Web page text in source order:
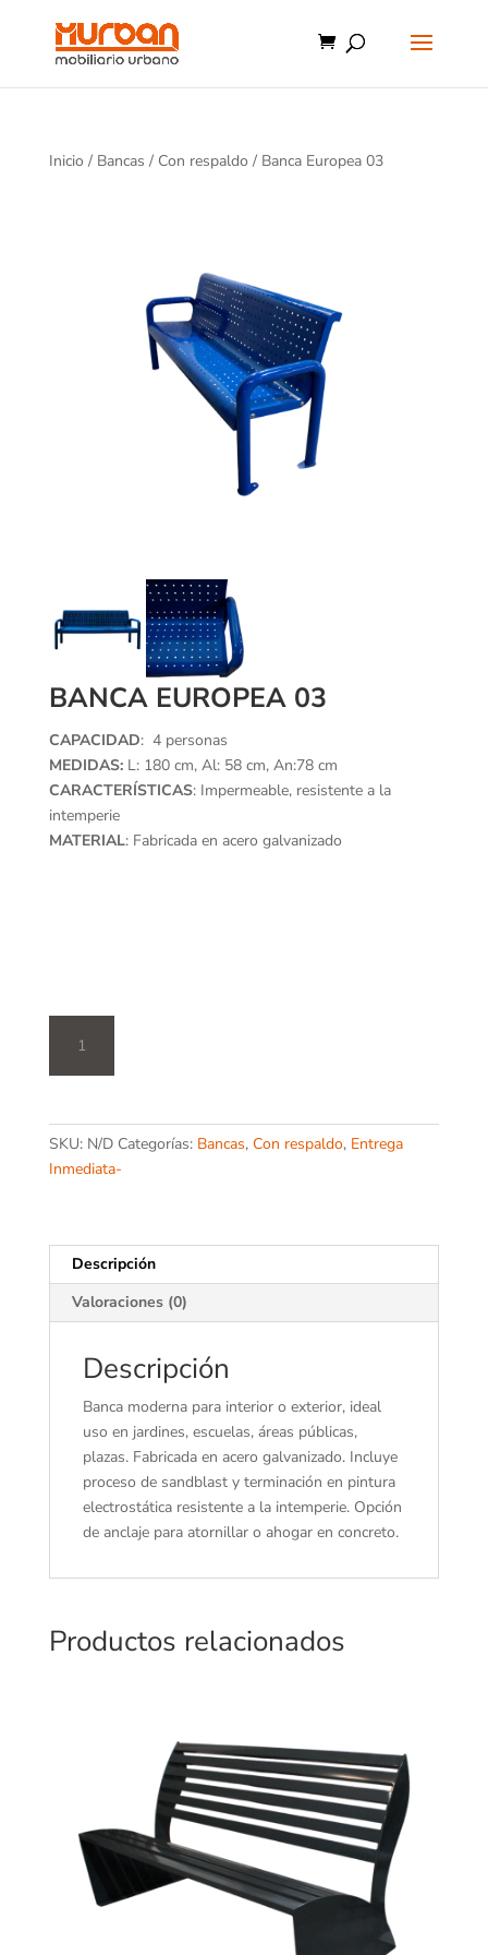
Inicio / Bancas / Con respaldo / Banca Europea 03
BANCA EUROPEA 03
CAPACIDAD: 4 personas
MEDIDAS:L: 180 cm, Al: 58 cm, An:78 cm
CARACTERÍSTICAS: Impermeable, resistente a la
intemperie
MATERIAL: Fabricada en acero galvanizado
Europea
03
SKU: N/D Categorías: Bancas, Con respaldo, Entrega
Inmediata-
Descripción
Valoraciones (0)
Descripción
Banca moderna para interior o exterior, ideal
uso en jardines, escuelas, áreas públicas,
plazas. Fabricada en acero galvanizado. Incluye
proceso de sandblast y terminación en pintura
electrostática resistente a la intemperie. Opción
de anclaje para atornillar o ahogar en concreto.
Productos relacionados